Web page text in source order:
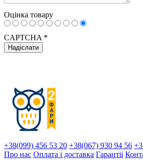
Оцінка товару
CAPTCHA *
+38(099) 456 53 20 +38(067) 930 94 56
Про нас Оплата і доставка Гарантіi